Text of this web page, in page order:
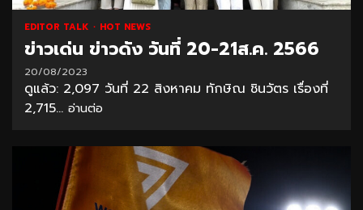
EDITOR TALK HOT NEWS
ข่าวเด่น ข่าวดัง วันที่ 20-21ส.ค. 2566
20/08/2023
ดูแล้ว: 2,097 วันที่ 22 สิงหาคม ทักษิณ ชินวัตร เรื่องที่
2,715... อ่านต่อ